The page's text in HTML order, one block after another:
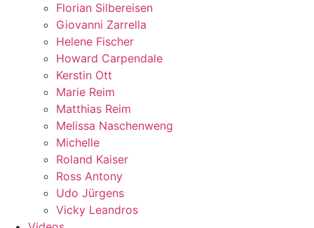
Florian Silbereisen
Giovanni Zarrella
Helene Fischer
Howard Carpendale
Kerstin Ott
Marie Reim
Matthias Reim
Melissa Naschenweng
Michelle
Roland Kaiser
Ross Antony
Udo Jürgens
Vicky Leandros